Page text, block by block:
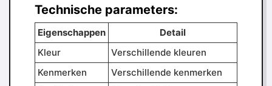
Technische parameters:
Eigenschappen
Detail
Kleur
Verschillende kleuren
Kenmerken
Verschillende kenmerken